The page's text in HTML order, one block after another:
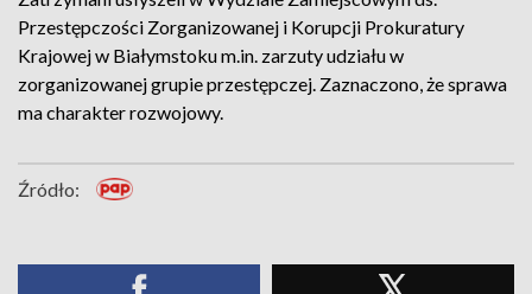
Przestępczości Zorganizowanej i Korupcji Prokuratury
Krajowej w Białymstoku m.in. zarzuty udziału w
zorganizowanej grupie przestępczej. Zaznaczono, że sprawa
ma charakter rozwojowy.
Źródło: